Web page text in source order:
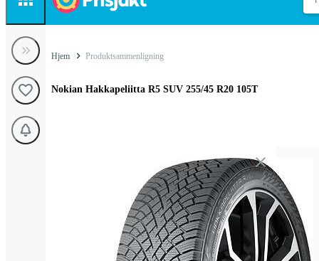
Hjem Produktsammenligning
Nokian Hakkapeliitta R5 SUV 255/45 R20 105T